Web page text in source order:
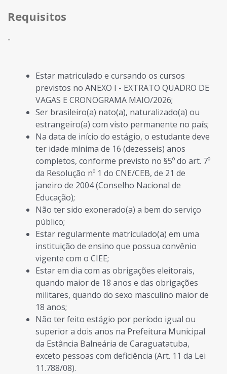
Requisitos
-
Estar matriculado e cursando os cursos
previstos no ANEXO I - EXTRATO QUADRO DE
VAGAS E CRONOGRAMA MAIO/2026;
Ser brasileiro(a) nato(a), naturalizado(a) ou
estrangeiro(a) com visto permanente no país;
Na data de início do estágio, o estudante deve
ter idade mínima de 16 (dezesseis) anos
completos, conforme previsto no §5º do art. 7º
da Resolução nº 1 do CNE/CEB, de 21 de
janeiro de 2004 (Conselho Nacional de
Educação);
Não ter sido exonerado(a) a bem do serviço
público;
Estar regularmente matriculado(a) em uma
instituição de ensino que possua convênio
vigente com o CIEE;
Estar em dia com as obrigações eleitorais,
quando maior de 18 anos e das obrigações
militares, quando do sexo masculino maior de
18 anos;
Não ter feito estágio por período igual ou
superior a dois anos na Prefeitura Municipal
da Estância Balneária de Caraguatatuba,
exceto pessoas com deficiência (Art. 11 da Lei
11.788/08).